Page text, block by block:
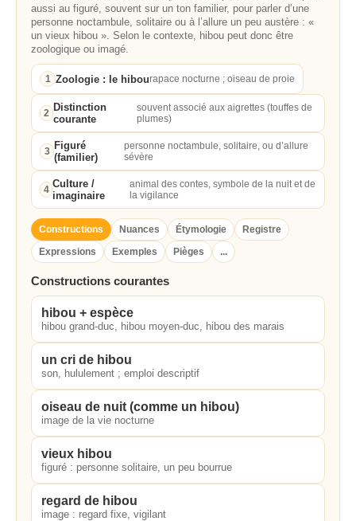
aussi au figuré, souvent sur un ton familier, pour parler d’une
personne noctambule, solitaire ou à l’allure un peu austère : «
un vieux hibou ». Selon le contexte, hibou peut donc être
zoologique ou imagé.
1 Zoologie : le hibourapace nocturne ; oiseau de proie
2 Distinction
courante
souvent associé aux aigrettes (touffes de
plumes)
3 Figuré
(familier)
personne noctambule, solitaire, ou d’allure
sévère
4 Culture /
imaginaire
animal des contes, symbole de la nuit et de
la vigilance
Constructions Nuances Étymologie
Registre
Expressions
Exemples Pièges ...
Constructions courantes
hibou + espèce
hibou grand-duc, hibou moyen-duc, hibou des marais
un cri de hibou
son, hululement ; emploi descriptif
oiseau de nuit (comme un hibou)
image de la vie nocturne
vieux hibou
figuré : personne solitaire, un peu bourrue
regard de hibou
image : regard fixe, vigilant